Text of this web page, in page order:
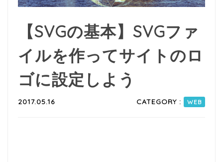
【SVGの基本】SVGファ
イルを作ってサイトのロ
ゴに設定しよう
2017.05.16 CATEGORY : WEB